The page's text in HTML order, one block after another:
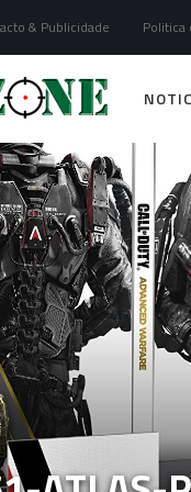
& Publicidade Politica